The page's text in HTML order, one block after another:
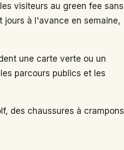
visiteurs au green fee sans
jours à l'avance en semaine,
une carte verte ou un
parcours publics et les
des chaussures à crampons